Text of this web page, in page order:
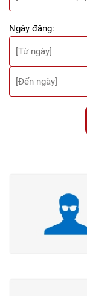
Ngày đăng: